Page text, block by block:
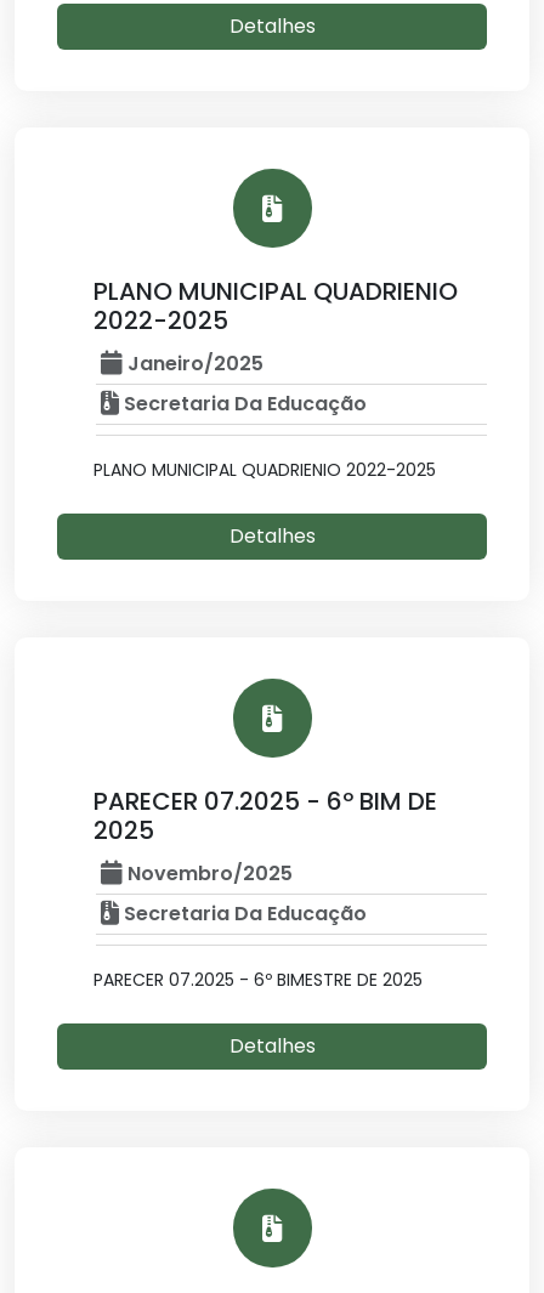
Detalhes
PLANO MUNICIPAL QUADRIENIO
2022-2025
Janeiro/2025
Secretaria Da Educação
PLANO MUNICIPAL QUADRIENIO 2022-2025
Detalhes
PARECER 07.2025 - 6º BIM DE
2025
Novembro/2025
Secretaria Da Educação
PARECER 07.2025 - 6º BIMESTRE DE 2025
Detalhes